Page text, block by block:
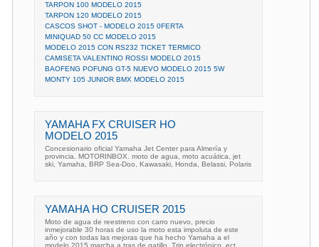
TARPON 100 MODELO 2015
TARPON 120 MODELO 2015
CASCOS SHOT - MODELO 2015 0FERTA
MINIQUAD 50 CC MODELO 2015
MODELO 2015 CON RS232 TICKET TERMICO
CAMISETA VALENTINO ROSSI MODELO 2015
BAOFENG POFUNG GT-5 NUEVO MODELO 2015 5W
MONTY 105 JUNIOR BMX MODELO 2015
YAMAHA FX CRUISER HO
MODELO 2015
Concesionario oficial Yamaha Jet Center para Almería y
provincia. MOTORINBOX. moto de agua, moto acuática, jet
ski, Yamaha, BRP Sea-Doo, Kawasaki, Honda, Belassi, Polaris
YAMAHA HO CRUISER 2015
Moto de agua de reestreno con carro nuevo, precio
inmejorable 30 horas de uso la moto esta impoluta de este
año y con todas las mejoras que ha hecho Yamaha a el